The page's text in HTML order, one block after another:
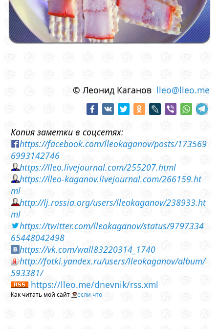
© Леонид Каганов lleo@lleo.me
Копия заметки в соцсетях:
https://facebook.com/lleokaganov/posts/173569
6993142746
https://lleo.livejournal.com/255207.html
https://lleo-kaganov.livejournal.com/266159.ht
ml
http://lj.rossia.org/users/lleokaganov/238933.ht
ml
https://twitter.com/lleokaganov/status/9797334
65448042498
https://vk.com/wall83220314_1740
http://fotki.yandex.ru/users/lleokaganov/album/
593381/
https://lleo.me/dnevnik/rss.xml
Как читать мой сайт если что